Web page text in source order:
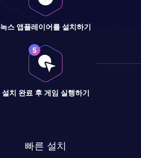
녹스 앱플레이어를 설치하기
설치 완료 후 게임 실행하기
빠른 설치